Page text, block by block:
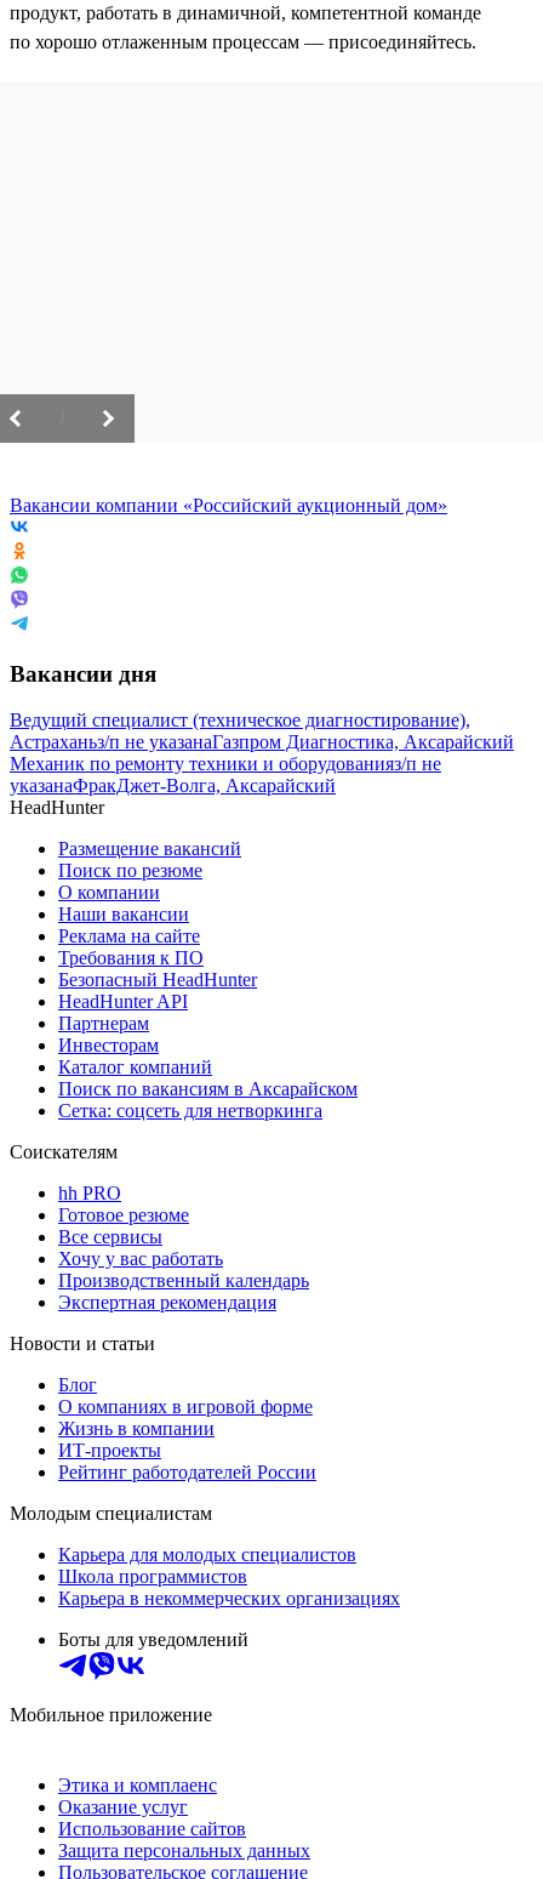
продукт, работать в динамичной, компетентной команде
по хорошо отлаженным процессам — присоединяйтесь.
Вакансии компании «Российский аукционный дом»
Вакансии дня
Ведущий специалист (техническое диагностирование),
Астраханьз/п не указанаГазпром Диагностика, Аксарайский
Механик по ремонту техники и оборудованияз/п не
указанаФракДжет-Волга, Аксарайский
HeadHunter
Размещение вакансий
Поиск по резюме
О компании
Наши вакансии
Реклама на сайте
Требования к ПО
Безопасный HeadHunter
HeadHunter API
Партнерам
Инвесторам
Каталог компаний
Поиск по вакансиям в Аксарайском
Сетка: соцсеть для нетворкинга
Соискателям
hh PRO
Готовое резюме
Все сервисы
Хочу у вас работать
Производственный календарь
Экспертная рекомендация
Новости и статьи
Блог
О компаниях в игровой форме
Жизнь в компании
ИТ-проекты
Рейтинг работодателей России
Молодым специалистам
Карьера для молодых специалистов
Школа программистов
Карьера в некоммерческих организациях
Боты для уведомлений
Мобильное приложение
Этика и комплаенс
Оказание услуг
Использование сайтов
Защита персональных данных
Пользовательское соглашение